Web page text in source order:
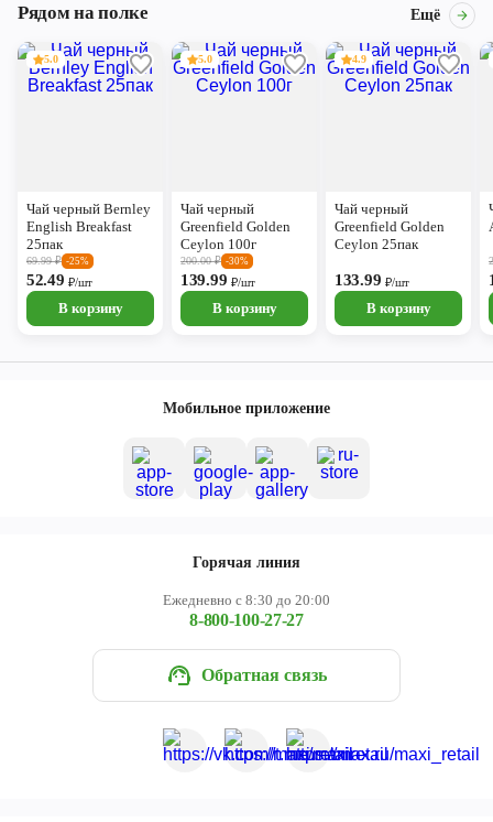
Рядом на полке Ещё
5.0
Чай черный Bernley
English Breakfast
25пак
69.99₽ -25%
52.49₽/шт
В корзину
5.0
Чай черный
Greenfield Golden
Ceylon 100г
200.00₽ -30%
139.99 ₽/шт
В корзину
4.9
Чай черный
Greenfield Golden
Ceylon 25пак
133.99 ₽/шт
В корзину
Мобильное приложение
Горячая линия
Ежедневно с 8:30 до 20:00
8-800-100-27-27
Обратная связь